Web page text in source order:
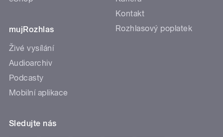
mujRozhlas
Živé vysílání
Audioarchiv
Podcasty
Mobilní aplikace
Kontakt
Rozhlasový poplatek
Sledujte nás